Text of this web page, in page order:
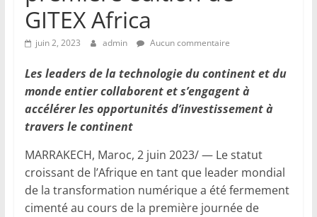
GITEX Africa
juin 2, 2023 admin Aucun commentaire
Les leaders de la technologie du continent et du
monde entier collaborent et s’engagent à
accélérer les opportunités d’investissement à
travers le continent
MARRAKECH, Maroc, 2 juin 2023/ — Le statut
croissant de l’Afrique en tant que leader mondial
de la transformation numérique a été fermement
cimenté au cours de la première journée de